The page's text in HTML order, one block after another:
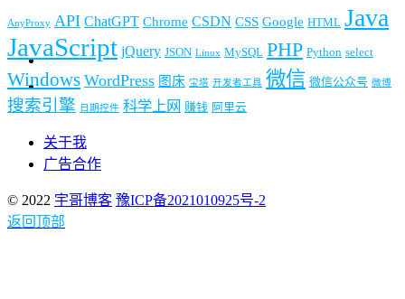
AnyProxy API ChatGPT Chrome CSDN CSS Google HTML Java
JavaScript jQuery JSON Linux MySQL PHP Python select
Windows WordPress 图床 宝塔 开发者工具 微信 微信公众号 微博
搜索引擎 日期控件 科学上网 赚钱 阿里云
关于我
广告合作
© 2022 宇哥博客 豫ICP备2021010925号-2
返回顶部